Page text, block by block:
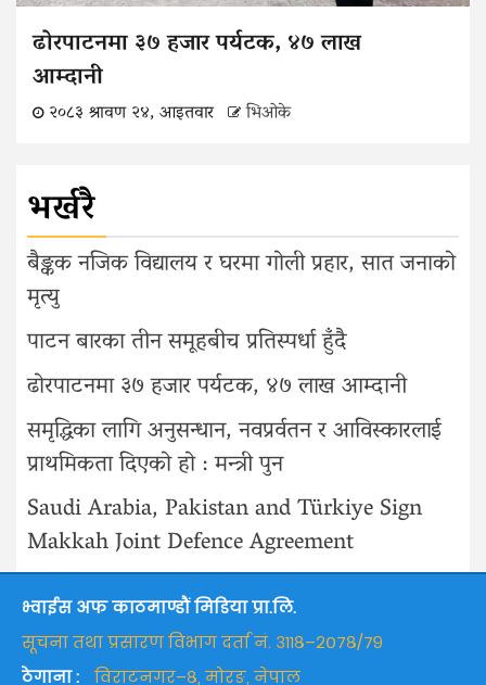
ढोरपाटनमा ३७ हजार पर्यटक, ४७ लाख
आम्दानी
२०८३ श्रावण २४, आइतवार भिओके
भर्खरै
बैङ्कक नजिक विद्यालय र घरमा गोली प्रहार, सात जनाको
मृत्यु
पाटन बारका तीन समूहबीच प्रतिस्पर्धा हुँदै
ढोरपाटनमा ३७ हजार पर्यटक, ४७ लाख आम्दानी
समृद्धिका लागि अनुसन्धान, नवप्रर्वतन र आविस्कारलाई
प्राथमिकता दिएको हो : मन्त्री पुन
Saudi Arabia, Pakistan and Türkiye Sign
Makkah Joint Defence Agreement
भ्वाईस अफ काठमाण्डौं मिडिया प्रा.लि.
सूचना तथा प्रसारण विभाग दर्ता नं. ३११८–२०७८/७९
ठेगाना :
विराटनगर–८, मोरङ, नेपाल